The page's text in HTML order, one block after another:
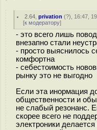
2.64 ,privation (?), 16:47,
[к модератору]
- это всего лишь
внезапно стали
- просто выяснилось
комфортна
- себестоимость
рынку это не выгодно
Если эта инормация
общественности и
не слабый резонанс.
скорее всего не
электроники